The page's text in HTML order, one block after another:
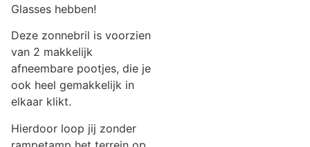
Glasses hebben!
Deze zonnebril is voorzien
van 2 makkelijk
afneembare pootjes, die je
ook heel gemakkelijk in
elkaar klikt.
Hierdoor loop jij zonder